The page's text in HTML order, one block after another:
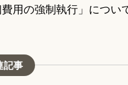
用の強制執行」につ
記事